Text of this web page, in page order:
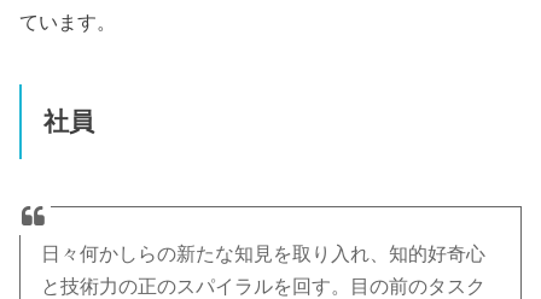
ています。
社員
日々何かしらの新たな知見を取り入れ、知的好奇心
と技術力の正のスパイラルを回す。目の前のタスク